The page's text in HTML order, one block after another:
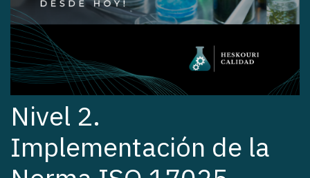
Nivel 2.
Implementación de la